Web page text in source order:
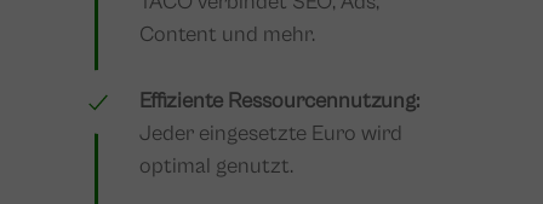
Content und mehr.
Effiziente Ressourcennutzung:
Jeder eingesetzte Euro wird
optimal genutzt.